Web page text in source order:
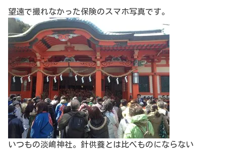
望遠で撮れなかった保険のスマホ写真です。
いつもの淡嶋神社。針供養とは比べものにならない